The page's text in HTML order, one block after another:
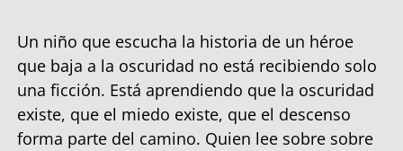
Un niño que escucha la historia de un héroe
que baja a la oscuridad no está recibiendo solo
una ficción. Está aprendiendo que la oscuridad
existe, que el miedo existe, que el descenso
forma parte del camino. Quien lee sobre sobre